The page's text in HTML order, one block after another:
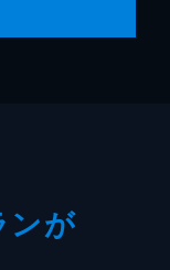
ンが